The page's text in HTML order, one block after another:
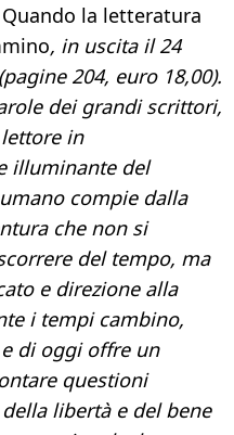
Quando la letteratura
, in uscita il 24
204, euro 18,00).
dei grandi scrittori,
in
illuminante del
compie dalla
che non si
del tempo, ma
e direzione alla
i tempi cambino,
di oggi offre un
questioni
libertà e del bene